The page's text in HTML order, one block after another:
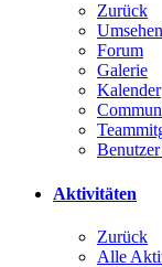
Zurück
Umsehen
Forum
Galerie
Kalender
Aktivitäten
Zurück
Alle